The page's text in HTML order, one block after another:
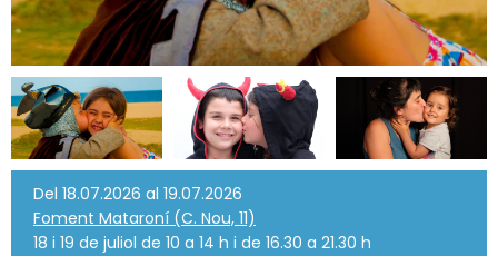
Del 18.07.2026 al 19.07.2026
Foment Mataroní (C. Nou, 11)
18 i 19 de juliol de 10 a 14 h i de 16.30 a 21.30 h